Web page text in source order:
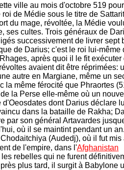
ville au mois d'octobre 519
roi de Médie sous le titre de
du mage, révoltée, la Médie
ses cultes. Trois généraux de
successivement de livrer
de Darius; c'est le roi lui-
après quoi il le fit exécuter
avaient dit être réprimées:
autre en Margiane, même un
la même férocité que Phraortes
la Perse elle-même où un
d'Oeosdates dont Darius déclare
dans la bataille de Rakha;
par son général Artavardes
où il se maintint pendant un
(Audedj), où il fut
de l'empire, dans l'Afghanistan
rebelles qui ne furent
plus tard, il surgit à Babylone